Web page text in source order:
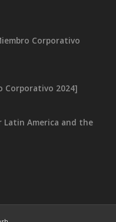
Corporativo
Corporativo 2024]
Latin America and the